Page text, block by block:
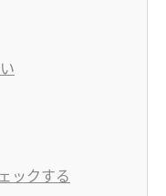
ックする